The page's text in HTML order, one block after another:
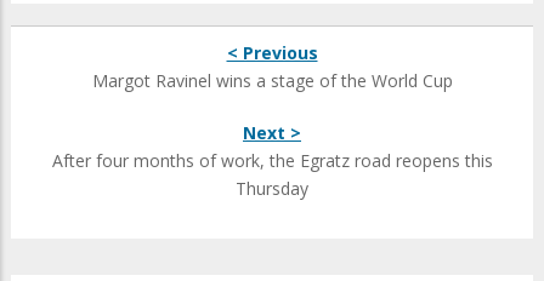
< Previous
Margot Ravinel wins a stage of the World Cup
Next >
After four months of work, the Egratz road reopens this
Thursday